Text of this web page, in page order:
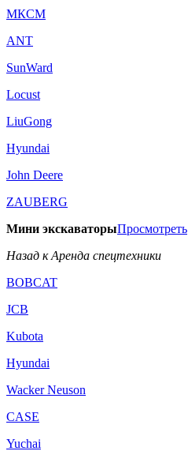
МКСМ
ANT
SunWard
Locust
LiuGong
Hyundai
John Deere
ZAUBERG
Мини экскаваторыПросмотреть
Назад к Аренда спецтехники
BOBCAT
JCB
Kubota
Hyundai
Wacker Neuson
CASE
Yuchai